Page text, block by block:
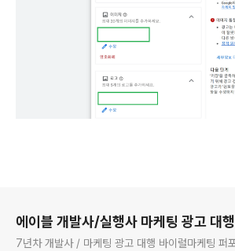
에이블 개발사/실행사 마케팅 광고 대행
7년차 개발사 / 마케팅 광고 대행 바이럴마케팅 퍼포먼스마케